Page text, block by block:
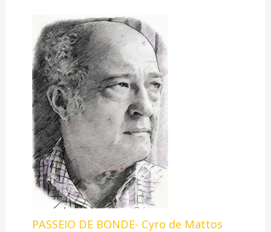
PASSEIO DE BONDE- Cyro de Mattos